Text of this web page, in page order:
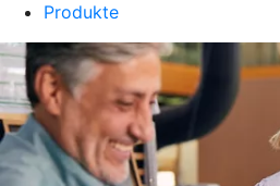
Produkte